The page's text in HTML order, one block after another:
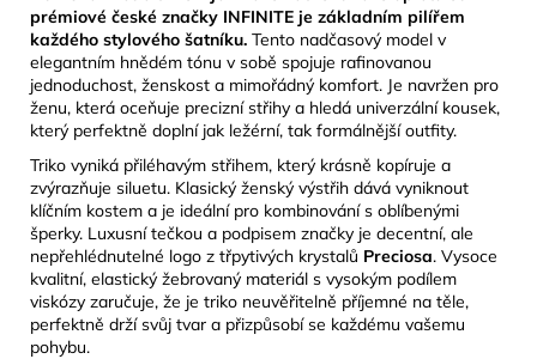
prémiové české značky INFINITE je základním pilířem
každého stylového šatníku. Tento nadčasový model v
elegantním hnědém tónu v sobě spojuje rafinovanou
jednoduchost, ženskost a mimořádný komfort. Je navržen pro
ženu, která oceňuje precizní střihy a hledá univerzální kousek,
který perfektně doplní jak ležérní, tak formálnější outfity.
Triko vyniká přiléhavým střihem, který krásně kopíruje a
zvýrazňuje siluetu. Klasický ženský výstřih dává vyniknout
klíčním kostem a je ideální pro kombinování s oblíbenými
šperky. Luxusní tečkou a podpisem značky je decentní, ale
nepřehlédnutelné logo z třpytivých krystalů Preciosa. Vysoce
kvalitní, elastický žebrovaný materiál s vysokým podílem
viskózy zaručuje, že je triko neuvěřitelně příjemné na těle,
perfektně drží svůj tvar a přizpůsobí se každému vašemu
pohybu.